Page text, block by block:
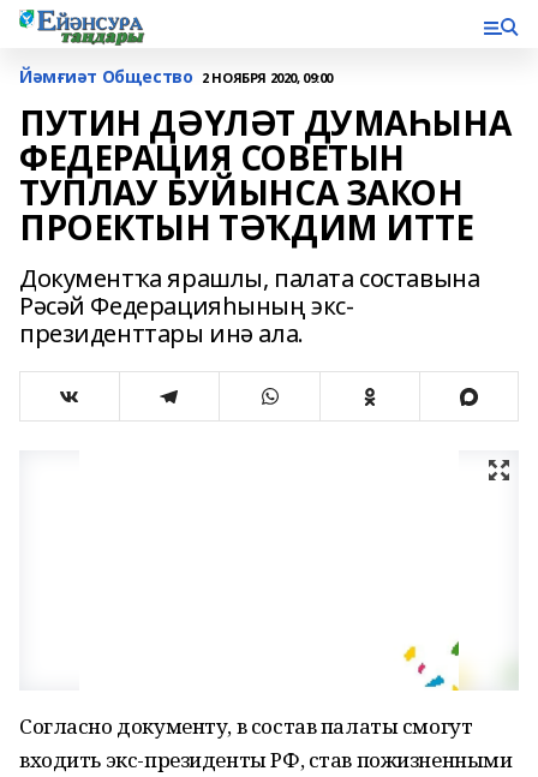
Йәмғиәт Общество 2 НОЯБРЯ 2020, 09:00
ПУТИН ДӘҮЛӘТ ДУМАҺЫНА
ФЕДЕРАЦИЯ СОВЕТЫН
ТУПЛАУ БУЙЫНСА ЗАКОН
ПРОЕКТЫН ТӘҠДИМ ИТТЕ
Документҡа ярашлы, палата составына
Рәсәй Федерацияһының экс-
президенттары инә ала.
Согласно документу, в состав палаты смогут
входить экс-президенты РФ, став пожизненными